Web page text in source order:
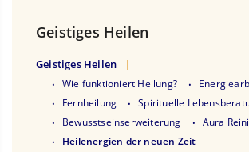
Geistiges Heilen
Geistiges Heilen
Wie funktioniert Heilung?
Fernheilung
Spirituelle
Bewusstseinserweiterung
Aura
Heilenergien der neuen Zeit